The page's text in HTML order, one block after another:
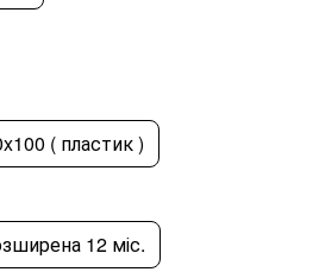
( пластик )
12 міс.